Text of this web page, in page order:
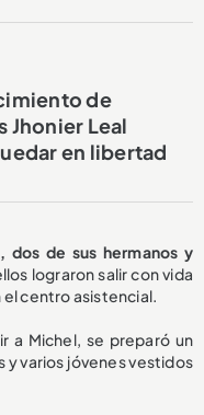
de
Jhonier Leal
en libertad
de sus hermanos y
lograron salir con vida
el centro asistencial.
a Michel, se preparó un
y varios jóvenes vestidos